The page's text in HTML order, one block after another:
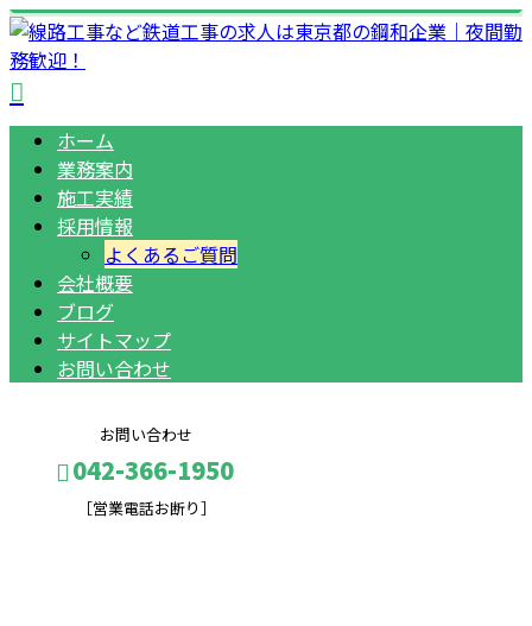
ホーム
業務案内
施工実績
採用情報
よくあるご質問
会社概要
ブログ
サイトマップ
お問い合わせ
お問い合わせ
042-366-1950
［営業電話お断り］